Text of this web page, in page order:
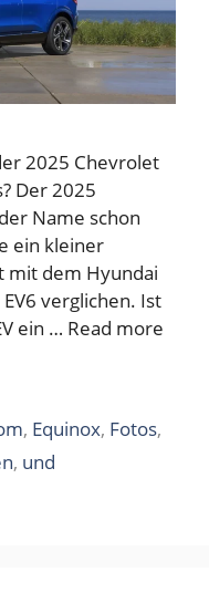
2025 Chevrolet
Der 2025
Name schon
ein kleiner
mit dem Hyundai
verglichen. Ist
ein … Read more
, Equinox, Fotos,
, und